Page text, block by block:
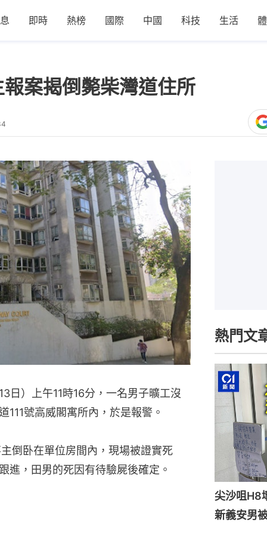
即時 熱榜 國際 中國 科技 生活
案揭倒斃柴灣道住所
日）上午11時16分，一名男子曠工沒
111號高威閣寓所內，於是報警。
倒卧在單位房間內，現場被證實死
進，田男的死因有待驗屍後確定。
熱門文
尖沙咀H8
新義安男